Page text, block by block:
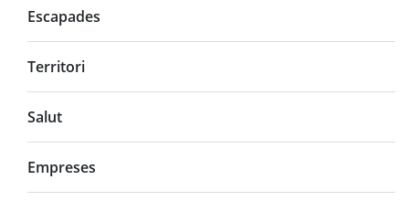
Escapades
Territori
Salut
Empreses